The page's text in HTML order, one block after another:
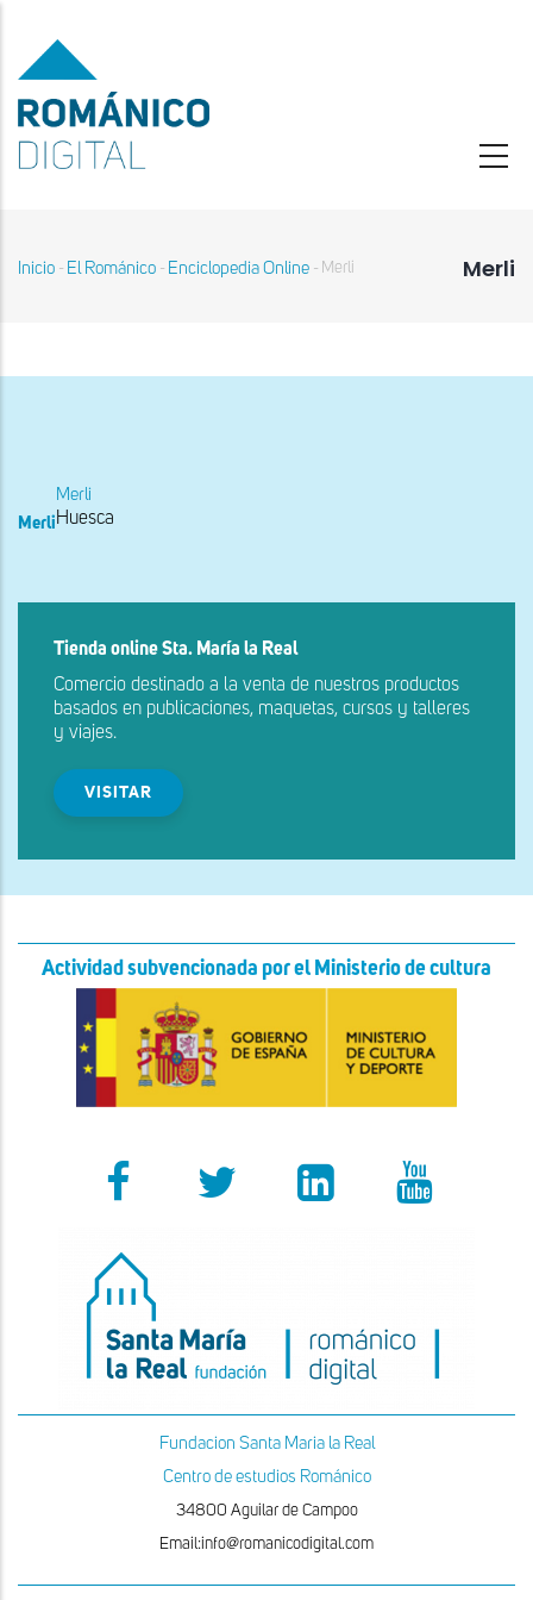
contenido
principal
Merli
navegación
Inicio - El Románico - Enciclopedia Online - Merli
Merli
Merli
Huesca
Tienda online Sta. María la Real
Comercio destinado a la venta de nuestros productos
basados en publicaciones, maquetas, cursos y talleres
y viajes.
VISITAR
Actividad subvencionada por el Ministerio de cultura
Fundacion Santa Maria la Real
Centro de estudios Románico
34800 Aguilar de Campoo
Email:info@romanicodigital.com